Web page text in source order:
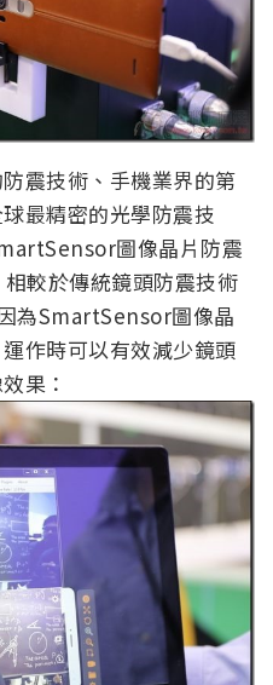
震技術、手機業界的第
最精密的光學防震技
圖像晶片防震
較於傳統鏡頭防震技術
為SmartSensor圖像晶
作時可以有效減少鏡頭
果：